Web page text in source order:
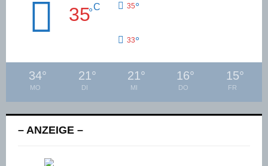
35°C 35°
33°
34°
MO
21°
DI
21°
MI
16°
DO
15°
FR
– ANZEIGE –